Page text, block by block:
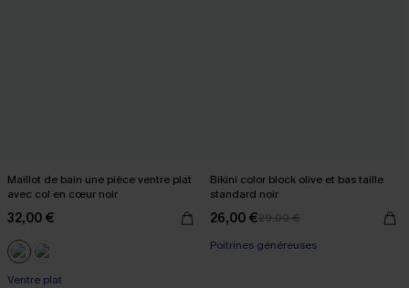
Maillot de bain une pièce ventre plat
avec col en cœur noir
32,00 €
Ventre plat
Bikini color block olive et bas taille
standard noir
26,00 €29,00 €
Poitrines généreuses